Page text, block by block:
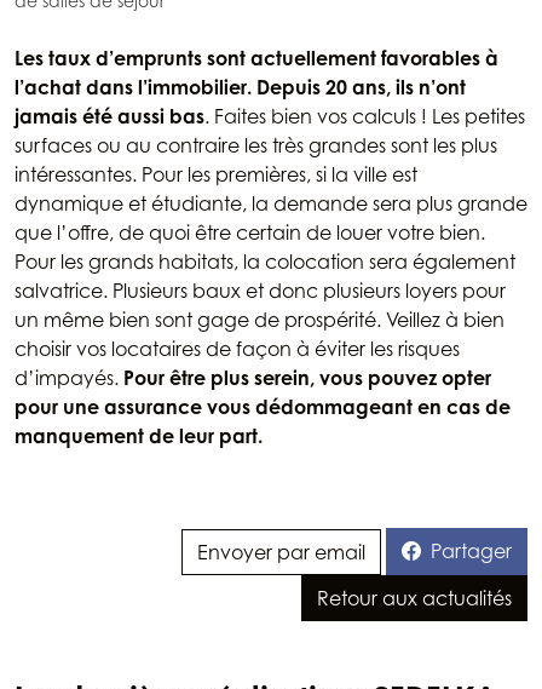
Les taux d’emprunts sont actuellement favorables à
l’achat dans l’immobilier. Depuis 20 ans, ils n’ont
jamais été aussi bas. Faites bien vos calculs ! Les petites
surfaces ou au contraire les très grandes sont les plus
intéressantes. Pour les premières, si la ville est
dynamique et étudiante, la demande sera plus grande
que l’offre, de quoi être certain de louer votre bien.
Pour les grands habitats, la colocation sera également
salvatrice. Plusieurs baux et donc plusieurs loyers pour
un même bien sont gage de prospérité. Veillez à bien
choisir vos locataires de façon à éviter les risques
d’impayés. Pour être plus serein, vous pouvez opter
pour une assurance vous dédommageant en cas de
manquement de leur part.
Envoyer par email
Partager
Retour aux actualités